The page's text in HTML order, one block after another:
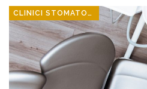
CLINICI STOMATOLOGICE